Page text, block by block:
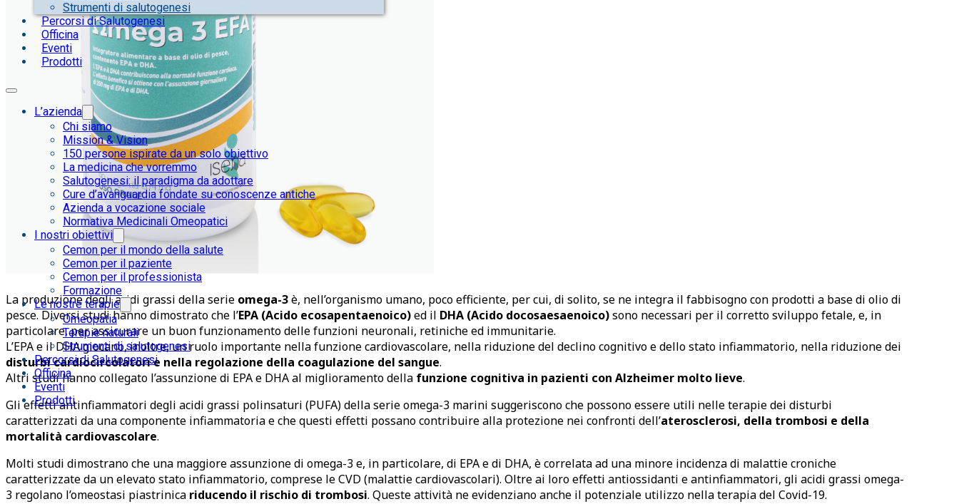
Strumenti di salutogenesi
Percorsi di Salutogenesi
Officina
Eventi
Prodotti
L’azienda
Chi siamo
Mission & Vision
150 persone ispirate da un solo obiettivo
La medicina che vorremmo
Salutogenesi: il paradigma da adottare
Cure d’avanguardia fondate su conoscenze antiche
Azienda a vocazione sociale
Normativa Medicinali Omeopatici
I nostri obiettivi
Cemon per il mondo della salute
Cemon per il paziente
Cemon per il professionista
Formazione
Le nostre terapie
Omeopatia
Terapie naturali
Strumenti di salutogenesi
Percorsi di Salutogenesi
Officina
Eventi
Prodotti
La produzione degli acidi grassi della serie omega-3è, nell’organismo umano, poco efficiente, per cui, di solito, se ne integra il fabbisogno con prodotti a base di olio di
pesce. Diversi studi hanno dimostrato che l’EPA (Acido ecosapentaenoico)ed il DHA (Acido docosaesaenoico)sono necessari per il corretto sviluppo fetale, e, in
particolare, per assicurare un buon funzionamento delle funzioni neuronali, retiniche ed immunitarie.
L’EPA e il DHA giocano, inoltre, un ruolo importante nella funzione cardiovascolare, nella riduzione del declino cognitivo e dello stato infiammatorio, nella riduzione dei
disturbi cardiocircolatori e nella regolazione della coagulazione del sangue.
Altri studi hanno collegato l’assunzione di EPA e DHA al miglioramento della funzione cognitiva in pazienti con Alzheimer molto lieve.
Gli effetti antinfiammatori degli acidi grassi polinsaturi (PUFA) della serie omega-3 marini suggeriscono che possono essere utili nelle terapie dei disturbi
caratterizzati da una componente infiammatoria e che questi effetti possano contribuire alla protezione nei confronti dell’aterosclerosi, della trombosi e della
mortalità cardiovascolare.
Molti studi dimostrano che una maggiore assunzione di omega-3 e, in particolare, di EPA e di DHA, è correlata ad una minore incidenza di malattie croniche
caratterizzate da un elevato stato infiammatorio, comprese le CVD (malattie cardiovascolari). Oltre ai loro effetti antiossidanti e antinfiammatori, gli acidi grassi omega-
3 regolano l’omeostasi piastrinica riducendo il rischio di trombosi. Queste attività ne evidenziano anche il potenziale utilizzo nella terapia del Covid-19.